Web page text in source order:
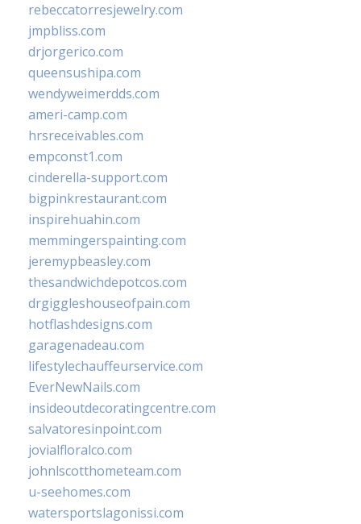
rebeccatorresjewelry.com
jmpbliss.com
drjorgerico.com
queensushipa.com
wendyweimerdds.com
ameri-camp.com
hrsreceivables.com
empconst1.com
cinderella-support.com
bigpinkrestaurant.com
inspirehuahin.com
memmingerspainting.com
jeremypbeasley.com
thesandwichdepotcos.com
drgiggleshouseofpain.com
hotflashdesigns.com
garagenadeau.com
lifestylechauffeurservice.com
EverNewNails.com
insideoutdecoratingcentre.com
salvatoresinpoint.com
jovialfloralco.com
johnlscotthometeam.com
u-seehomes.com
watersportslagonissi.com